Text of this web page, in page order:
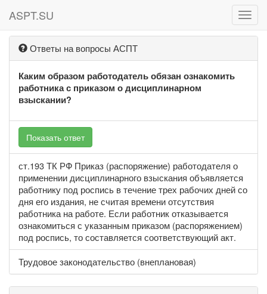
ASPT.SU
Ответы на вопросы АСПТ
Каким образом работодатель обязан ознакомить
работника с приказом о дисциплинарном
взыскании?
Показать ответ
ст.193 ТК РФ Приказ (распоряжение) работодателя о
применении дисциплинарного взыскания объявляется
работнику под роспись в течение трех рабочих дней со
дня его издания, не считая времени отсутствия
работника на работе. Если работник отказывается
ознакомиться с указанным приказом (распоряжением)
под роспись, то составляется соответствующий акт.
Трудовое законодательство (внеплановая)